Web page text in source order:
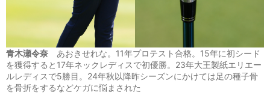
青木瀬令奈 あおきせれな。11年プロテスト合格。15年に初シード
を獲得すると17年ネックレディスで初優勝。23年大王製紙エリエー
ルレディスで5勝目。24年秋以降昨シーズンにかけては足の種子骨
を骨折をするなどケガに悩まされた